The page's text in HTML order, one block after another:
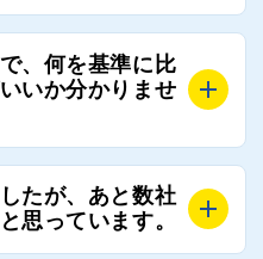
、条件に合った工事業者を
いたします。
る業者を選定いただく必要
、何を基準に比
いか分かりませ
なりますが、価格はもち
面、担当者の人柄や社歴、
たが、あと数社
思っています。